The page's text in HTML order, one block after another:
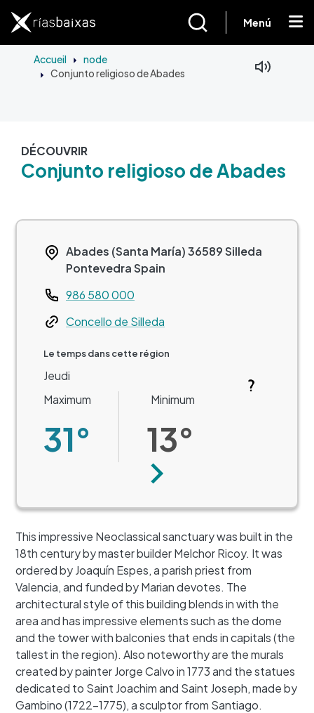
Menú
Accueil node
Conjunto religioso de Abades
DÉCOUVRIR
Conjunto religioso de Abades
Abades (Santa María)36589Silleda
PontevedraSpain
Teléfono
986 580 000
WebConcello de Silleda
Le temps dans cette région
Jeudi
Maximum
31°
Minimum
13°
Suivant
This impressive Neoclassical sanctuary was built in the
18th century by master builder Melchor Ricoy. It was
ordered by Joaquín Espes, a parish priest from
Valencia, and funded by Marian devotes. The
architectural style of this building blends in with the
area and has impressive elements such as the dome
and the tower with balconies that ends in capitals (the
tallest in the region). Also noteworthy are the murals
created by painter Jorge Calvo in 1773 and the statues
dedicated to Saint Joachim and Saint Joseph, made by
Gambino (1722-1775), a sculptor from Santiago.
+